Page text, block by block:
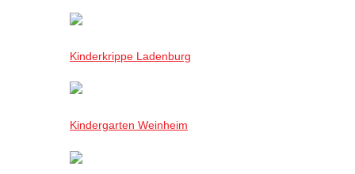
Kinderkrippe Ladenburg
Kindergarten Weinheim